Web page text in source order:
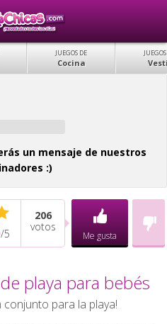
JUEGOS DE
Cocina
un mensaje de nuestros
:)
/5
206
votos
Me gusta
playa para bebés
conjunto para la playa!